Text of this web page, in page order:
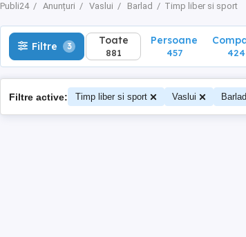
Publi24 Anunțuri Vaslui Barlad Timp liber si sport
Filtre 3 Toate
881
Persoane
457 424
Filtre active: Timp liber si sport Vaslui Barlad